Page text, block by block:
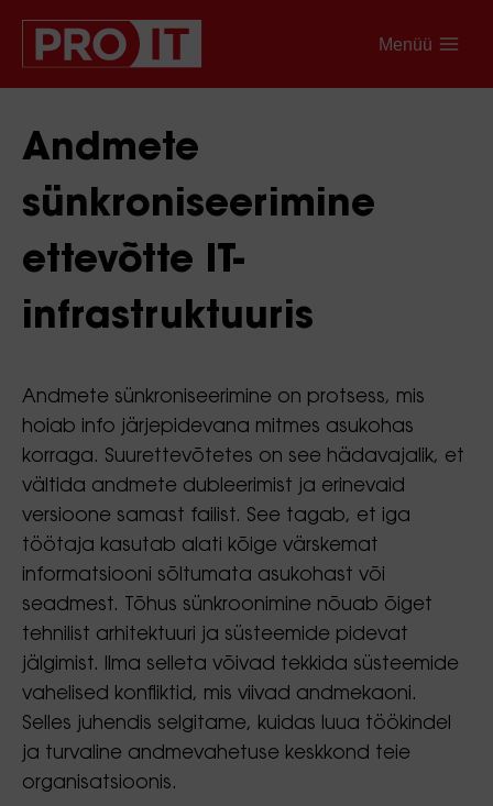
Menüü
Andmete
sünkroniseerimine
ettevõtte IT-
infrastruktuuris
Andmete sünkroniseerimine on protsess, mis
hoiab info järjepidevana mitmes asukohas
korraga. Suurettevõtetes on see hädavajalik, et
vältida andmete dubleerimist ja erinevaid
versioone samast failist. See tagab, et iga
töötaja kasutab alati kõige värskemat
informatsiooni sõltumata asukohast või
seadmest. Tõhus sünkroonimine nõuab õiget
tehnilist arhitektuuri ja süsteemide pidevat
jälgimist. Ilma selleta võivad tekkida süsteemide
vahelised konfliktid, mis viivad andmekaoni.
Selles juhendis selgitame, kuidas luua töökindel
ja turvaline andmevahetuse keskkond teie
organisatsioonis.